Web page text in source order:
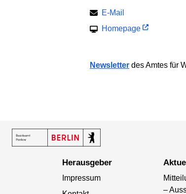
E-Mail
Homepage
Newsletter des Amtes für
Herausgeber
Impressum
–